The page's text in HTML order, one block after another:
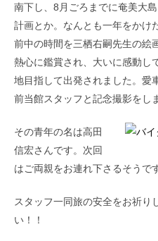
南下し、8月ごろまでに奄美大
計画とか。なんとも一年をかけ
前中の時間を三栖右嗣先生の絵
熱心に鑑賞され、大いに感動し
地目指して出発されました。愛
前当館スタッフと記念撮影をし
その青年の名は高田
信宏さんです。次回
はご両親をお連れ下さるそうで
スタッフ一同旅の安全をお祈り
い！！